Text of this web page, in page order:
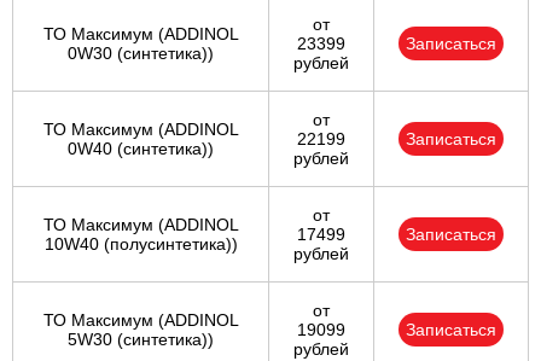
ТО Максимум (ADDINOL
0W30 (синтетика))
от
23399
рублей
Записаться
ТО Максимум (ADDINOL
0W40 (синтетика))
от
22199
рублей
Записаться
ТО Максимум (ADDINOL
10W40 (полусинтетика))
от
17499
рублей
Записаться
ТО Максимум (ADDINOL
5W30 (синтетика))
от
19099
рублей
Записаться